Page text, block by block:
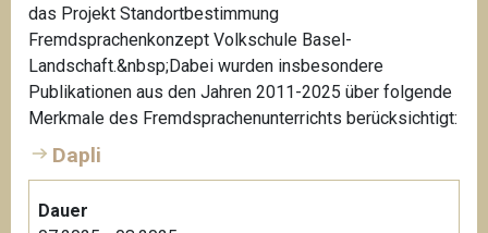
das Projekt Standortbestimmung
Fremdsprachenkonzept Volkschule Basel-
Landschaft.&nbsp;Dabei wurden insbesondere
Publikationen aus den Jahren 2011-2025 über folgende
Merkmale des Fremdsprachenunterrichts berücksichtigt:
Dapli
Dauer